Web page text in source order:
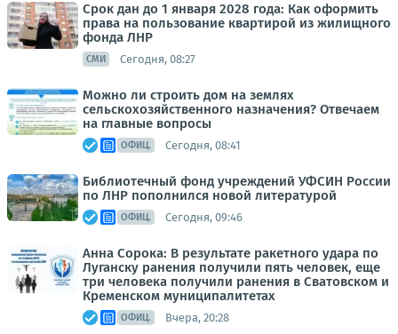
Срок дан до 1 января 2028 года: Как оформить
права на пользование квартирой из жилищного
фонда ЛНР
СМИ Сегодня, 08:27
Можно ли строить дом на землях
сельскохозяйственного назначения? Отвечаем
на главные вопросы
ОФИЦ. Сегодня, 08:41
Библиотечный фонд учреждений УФСИН России
по ЛНР пополнился новой литературой
ОФИЦ. Сегодня, 09:46
Анна Сорока: В результате ракетного удара по
Луганску ранения получили пять человек, еще
три человека получили ранения в Сватовском и
Кременском муниципалитетах
ОФИЦ. Вчера, 20:28